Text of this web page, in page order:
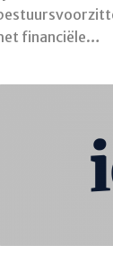
financiële…